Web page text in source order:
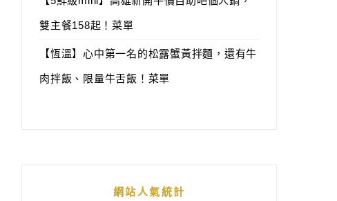
雙主餐158起！菜單
【恆溫】心中第一名的松露蟹黃拌麵，還有牛
肉拌飯、限量牛舌飯！菜單
網站人氣統計